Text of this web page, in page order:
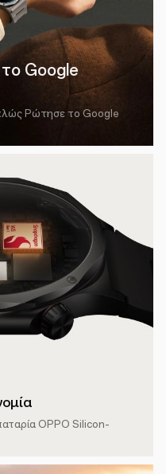
Google
Ρώτησε το Google
OPPO Silicon-